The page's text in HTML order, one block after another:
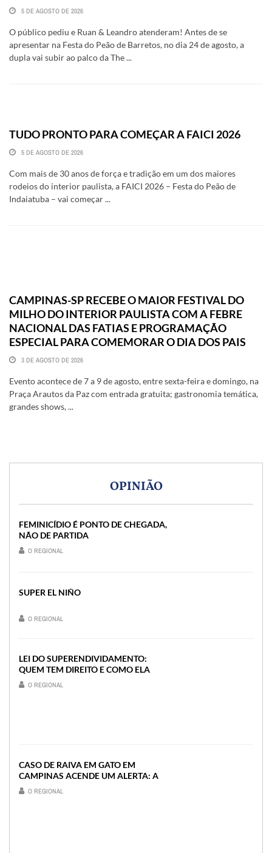
5 DE AGOSTO DE 2026
O público pediu e Ruan & Leandro atenderam! Antes de se
apresentar na Festa do Peão de Barretos, no dia 24 de agosto, a
dupla vai subir ao palco da The ...
TUDO PRONTO PARA COMEÇAR A FAICI 2026
5 DE AGOSTO DE 2026
Com mais de 30 anos de força e tradição em um dos maiores
rodeios do interior paulista, a FAICI 2026 – Festa do Peão de
Indaiatuba – vai começar ...
CAMPINAS-SP RECEBE O MAIOR FESTIVAL DO
MILHO DO INTERIOR PAULISTA COM A FEBRE
NACIONAL DAS FATIAS E PROGRAMAÇÃO
ESPECIAL PARA COMEMORAR O DIA DOS PAIS
3 DE AGOSTO DE 2026
Evento acontece de 7 a 9 de agosto, entre sexta-feira e domingo, na
Praça Arautos da Paz com entrada gratuita; gastronomia temática,
grandes shows, ...
OPINIÃO
FEMINICÍDIO É PONTO DE CHEGADA,
NÃO DE PARTIDA
O REGIONAL
SUPER EL NIÑO
O REGIONAL
LEI DO SUPERENDIVIDAMENTO:
QUEM TEM DIREITO E COMO ELA
PODE AJUDAR O CONSUMIDOR
O REGIONAL
CASO DE RAIVA EM GATO EM
CAMPINAS ACENDE UM ALERTA: A
VACINAÇÃO CONTINUA SENDO
ESSENCIAL
O REGIONAL